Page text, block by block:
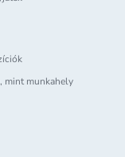
mint munkahely